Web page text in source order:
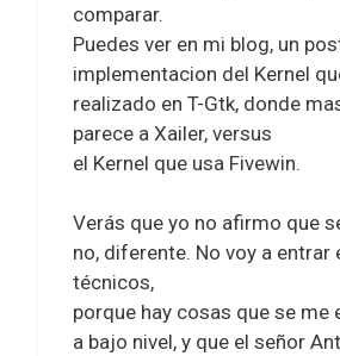
comparar.
Puedes ver en mi blog, un
implementacion del Kernel
realizado en T-Gtk, donde
parece a Xailer, versus
el Kernel que usa Fivewin.
Verás que yo no afirmo que
no, diferente. No voy a entrar
técnicos,
porque hay cosas que se me
a bajo nivel, y que el señor